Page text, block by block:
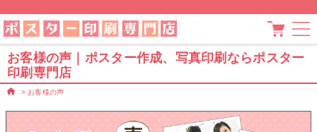
お客様の声｜ポスター作成、写真印刷ならポスター
印刷専門店
> お客様の声